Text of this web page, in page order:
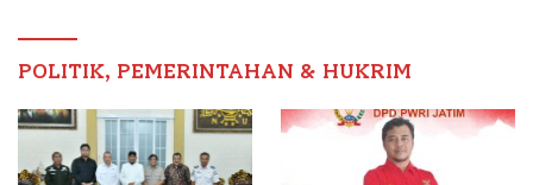
POLITIK, PEMERINTAHAN & HUKRIM